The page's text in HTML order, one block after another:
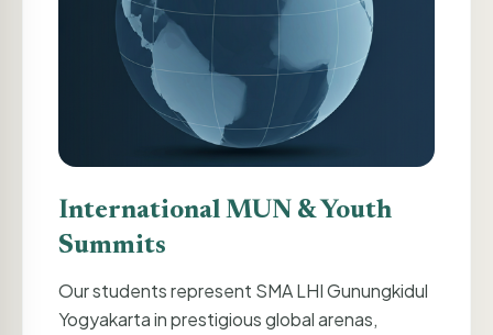
International MUN & Youth
Summits
Our students represent SMA LHI Gunungkidul
Yogyakarta in prestigious global arenas,